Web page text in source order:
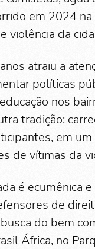
em 2024 na
violência da
atraiu a
políticas
nos
tradição:
em
de vítimas da
é ecumênica
de
do bem
África, no